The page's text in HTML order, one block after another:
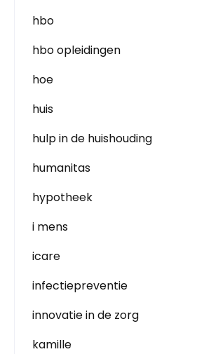
hbo
hbo opleidingen
hoe
huis
hulp in de huishouding
humanitas
hypotheek
i mens
icare
infectiepreventie
innovatie in de zorg
kamille